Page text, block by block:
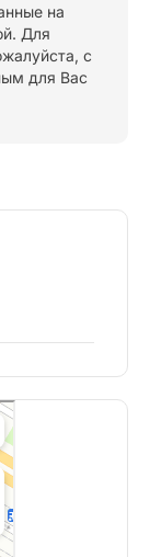
на
Для
с
для Вас